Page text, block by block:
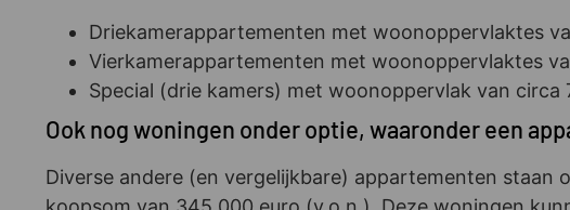
Driekamerappartementen met woonoppervlaktes
Vierkamerappartementen met woonoppervlaktes
Special (drie kamers) met woonoppervlak van
Ook nog woningen onder optie, waaronder een
Diverse andere (en vergelijkbare) appartementen